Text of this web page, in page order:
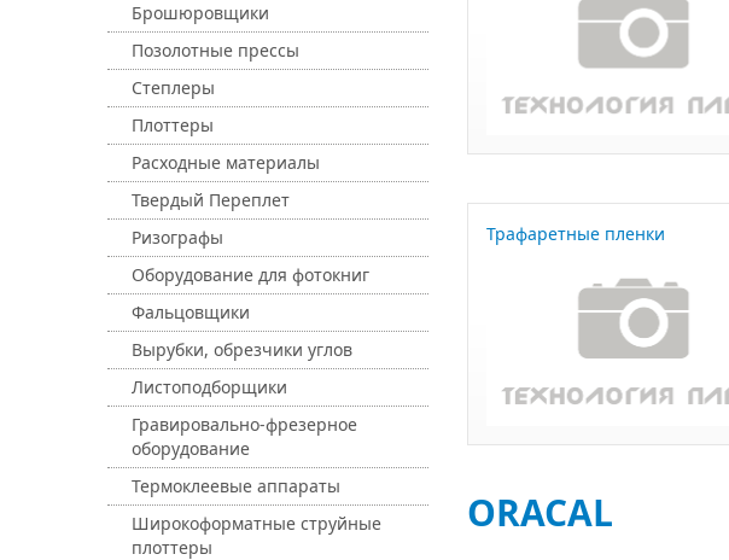
Брошюровщики
Позолотные прессы
Степлеры
Плоттеры
Расходные материалы
Твердый Переплет
Ризографы
Оборудование для фотокниг
Фальцовщики
Вырубки, обрезчики углов
Листоподборщики
Гравировально-фрезерное
оборудование
Термоклеевые аппараты
Широкоформатные струйные
плоттеры
Трафаретные пленки
ORACAL